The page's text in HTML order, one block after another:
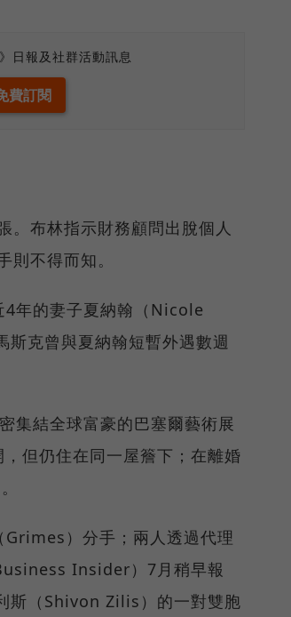
日報及社群活動訊息
。布林指示財務顧問出脫個人
不得而知。
4年的妻子夏納翰（Nicole
克曾與夏納翰短暫外遇數週
集結全球富豪的巴塞爾藝術展
但仍住在同一屋簷下；在離婚
）分手；兩人透過代理
Insider）7月稍早報
斯（Shivon Zilis）的一對雙胞